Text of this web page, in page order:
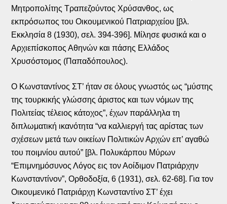
Μητροπολίτης Τραπεζούντος Χρύσανθος, ως
εκπρόσωπος του Οικουμενικού Πατριαρχείου [βλ.
Εκκλησία 8 (1930), σελ. 394-396]. Μίλησε φυσικά και ο
Αρχιεπίσκοπος Αθηνών και πάσης Ελλάδος
Χρυσόστομος (Παπαδόπουλος).
Ο Κωνσταντίνος ΣΤ’ ήταν σε όλους γνωστός ως “μύστης
της τουρκικής γλώσσης άριστος και των νόμων της
Πολιτείας τέλειος κάτοχος”, έχων παράλληλα τη
διπλωματική ικανότητα “να καλλιεργή τας αρίστας των
σχέσεων μετά των οικείων Πολιτικών Αρχών επ’ αγαθώ
του ποιμνίου αυτού” [βλ. Πολυκάρπου Μύρων
“Επιμνημόσυνος Λόγος εις τον Αοίδιμον Πατριάρχην
Κωνσταντίνον”, Ορθοδοξία, 6 (1931), σελ. 62-68]. Για τον
Οικουμενικό Πατριάρχη Κωνσταντίνο ΣΤ’ έχει